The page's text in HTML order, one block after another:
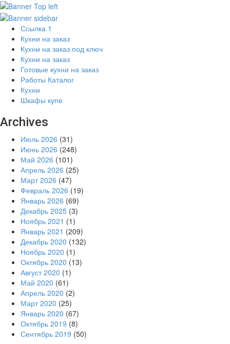
Ссылка 1
Кухни на заказ
Кухни на заказ под ключ
Кухни на заказ
Готовые кухни на заказ
Работы Каталог
Кухни
Шкафы купе
Archives
Июль 2026 (31)
Июнь 2026 (248)
Май 2026 (101)
Апрель 2026 (25)
Март 2026 (47)
Февраль 2026 (19)
Январь 2026 (69)
Декабрь 2025 (3)
Ноябрь 2021 (1)
Январь 2021 (209)
Декабрь 2020 (132)
Ноябрь 2020 (1)
Октябрь 2020 (13)
Август 2020 (1)
Май 2020 (61)
Апрель 2020 (2)
Март 2020 (25)
Январь 2020 (67)
Октябрь 2019 (8)
Сентябрь 2019 (50)